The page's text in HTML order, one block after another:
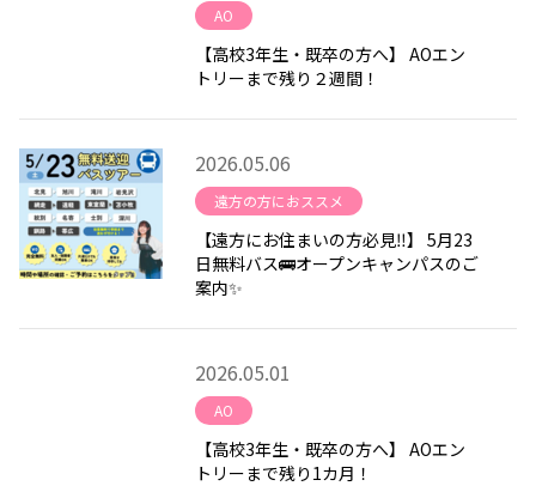
AO
【高校3年生・既卒の方へ】 AOエン
トリーまで残り２週間！
2026.05.06
遠方の方におススメ
【遠方にお住まいの方必見‼】 5月23
日無料バス🚌オープンキャンパスのご
案内✨
2026.05.01
AO
【高校3年生・既卒の方へ】 AOエン
トリーまで残り1カ月！